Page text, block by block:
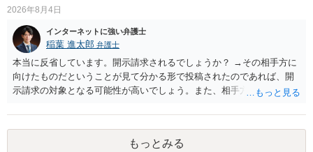
2026年8月4日
インターネットに強い弁護士
稲葉 進太郎 弁護士
本当に反省しています。開示請求されるでしょうか？ →その相手方に
向けたものだということが見て分かる形で投稿されたのであれば、開
示請求の対象となる可能性が高いでしょう。また、相手方の投稿した
と存じます。発信者情報開示請求が進むと、投稿に使った回線の契約
者のところに、意見照会がなされます。アカウント情報開示の場合
は、アカウントの登録メールに意見照会がなされます。 また、された
もっとみる